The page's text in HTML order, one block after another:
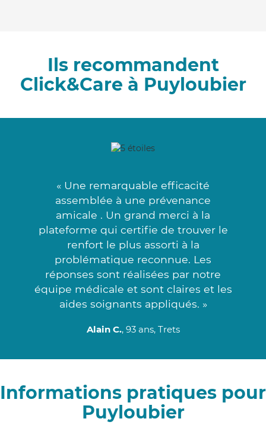
Ils recommandent
Click&Care à Puyloubier
« Une remarquable efficacité
assemblée à une prévenance
amicale . Un grand merci à la
plateforme qui certifie de trouver le
renfort le plus assorti à la
problématique reconnue. Les
réponses sont réalisées par notre
équipe médicale et sont claires et les
aides soignants appliqués. »
Alain C., 93 ans, Trets
Informations pratiques pour
Puyloubier